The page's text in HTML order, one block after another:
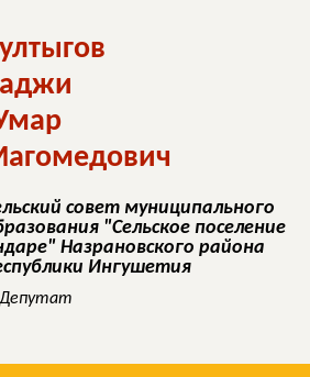
совет муниципального
"Сельское поселение
Назрановского района
Ингушетия
Депутат